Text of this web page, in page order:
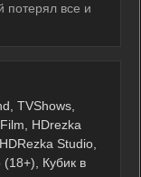
потерял все и
TVShows,
HDrezka
Studio,
Кубик в